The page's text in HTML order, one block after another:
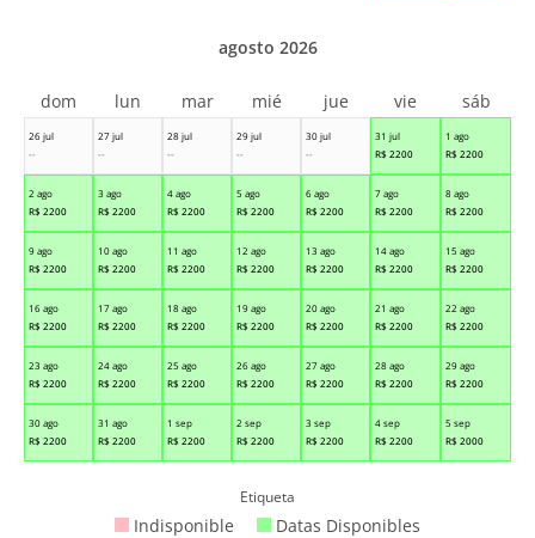
26 jul
--
27 jul
--
28 jul
--
29 jul
--
30 jul
--
31 jul
R$ 2200
1 ago
R$ 2200
2 ago
R$ 2200
3 ago
R$ 2200
4 ago
R$ 2200
5 ago
R$ 2200
6 ago
R$ 2200
7 ago
R$ 2200
8 ago
R$ 2200
9 ago
R$ 2200
10 ago
R$ 2200
11 ago
R$ 2200
12 ago
R$ 2200
13 ago
R$ 2200
14 ago
R$ 2200
15 ago
R$ 2200
16 ago
R$ 2200
17 ago
R$ 2200
18 ago
R$ 2200
19 ago
R$ 2200
20 ago
R$ 2200
21 ago
R$ 2200
22 ago
R$ 2200
23 ago
R$ 2200
24 ago
R$ 2200
25 ago
R$ 2200
26 ago
R$ 2200
27 ago
R$ 2200
28 ago
R$ 2200
29 ago
R$ 2200
30 ago
R$ 2200
31 ago
R$ 2200
1 sep
R$ 2200
2 sep
R$ 2200
3 sep
R$ 2200
4 sep
R$ 2200
5 sep
R$ 2000
agosto 2026
dom lun mar mié jue vie sáb
Etiqueta
Indisponible Datas Disponibles